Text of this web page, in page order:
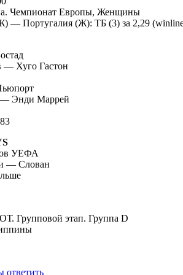
Чемпионат Европы, Женщины
— Португалия (Ж): ТБ (3) за 2,29
— Хуго Гастон
Энди Маррей
УЕФА
— Слован
Групповой этап. Группа D
ответить